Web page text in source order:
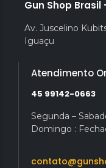
Gun Shop
Av. Juscelino
Iguaçu
Atendimento
45 99142-0663
Segunda –
Domingo :